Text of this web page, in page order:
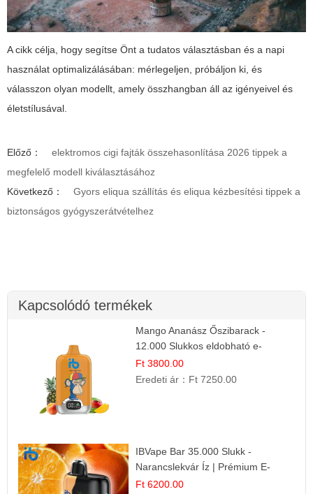
A cikk célja, hogy segítse Önt a tudatos választásban és a napi
használat optimalizálásában: mérlegeljen, próbáljon ki, és
válasszon olyan modellt, amely összhangban áll az igényeivel és
életstílusával.
Előző：
elektromos cigi fajták összehasonlítása 2026 tippek a
megfelelő modell kiválasztásához
Következő：
Gyors eliqua szállítás és eliqua kézbesítési tippek a
biztonságos gyógyszerátvételhez
Kapcsolódó termékek
Mango Ananász Őszibarack -
12.000 Slukkos eldobható e-
Cigaretta
Ft 3800.00
Eredeti ár： Ft 7250.00
IBVape Bar 35.000 Slukk -
Narancslekvár Íz | Prémium E-
cigaretta
Ft 6200.00